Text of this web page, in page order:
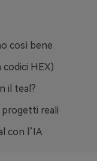
così bene
HEX)
il teal?
progetti reali
con l’IA